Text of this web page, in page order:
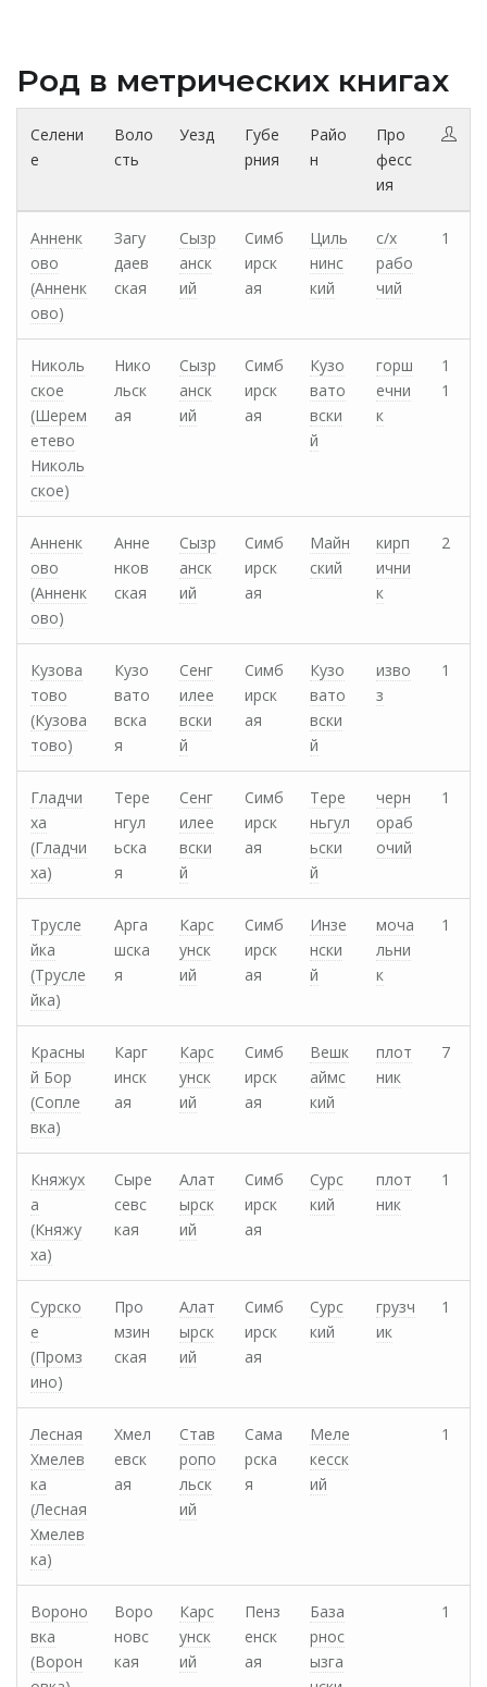
Род в метрических книгах
Селени
е
Воло
сть
Уезд
Губе
рния
Райо
н
Про
фесс
ия
Анненк
ово
(Анненк
ово)
Загу
даев
ская
Сызр
анск
ий
Симб
ирск
ая
Циль
нинс
кий
с/х
рабо
чий
1
Николь
ское
(Шерем
етево
Николь
ское)
Нико
льск
ая
Сызр
анск
ий
Симб
ирск
ая
Кузо
вато
вски
й
горш
ечни
к
1
1
Анненк
ово
(Анненк
ово)
Анне
нков
ская
Сызр
анск
ий
Симб
ирск
ая
Майн
ский
кирп
ични
к
2
Кузова
тово
(Кузова
тово)
Кузо
вато
вска
я
Сенг
илее
вски
й
Симб
ирск
ая
Кузо
вато
вски
й
изво
з
1
Гладчи
ха
(Гладчи
ха)
Тере
нгул
ьска
я
Сенг
илее
вски
й
Симб
ирск
ая
Тере
ньгул
ьски
й
черн
ораб
очий
1
Трусле
йка
(Трусле
йка)
Арга
шска
я
Карс
унск
ий
Симб
ирск
ая
Инзе
нски
й
моча
льни
к
1
Красны
й Бор
(Сопле
вка)
Карг
инск
ая
Карс
унск
ий
Симб
ирск
ая
Вешк
аймс
кий
плот
ник
7
Княжух
а
(Княжу
ха)
Сыре
севс
кая
Алат
ырск
ий
Симб
ирск
ая
Сурс
кий
плот
ник
1
Сурско
е
(Промз
ино)
Про
мзин
ская
Алат
ырск
ий
Симб
ирск
ая
Сурс
кий
грузч
ик
1
Лесная
Хмелев
ка
(Лесная
Хмелев
ка)
Хмел
евск
ая
Став
ропо
льск
ий
Сама
рска
я
Меле
кесск
ий
1
Вороно
вка
(Ворон
Воро
новс
кая
Карс
унск
ий
Пенз
енск
ая
База
рнос
ызга
1